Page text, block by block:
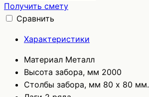
Получить смету
Сравнить
Характеристики
Материал Металл
Высота забора, мм 2000
Столбы забора, мм 80 х 80 мм.